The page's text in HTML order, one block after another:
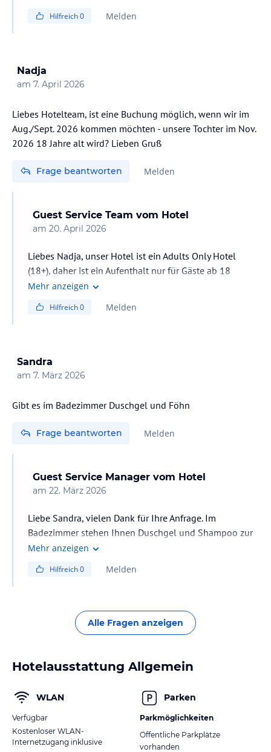
Hilfreich0 Melden
Nadja
am 7. April 2026
Liebes Hotelteam, ist eine Buchung möglich, wenn wir im
Aug./Sept. 2026 kommen möchten - unsere Tochter im Nov.
2026 18 Jahre alt wird? Lieben Gruß
Frage beantworten Melden
Guest Service Team vom Hotel
am 20. April 2026
Liebes Nadja, unser Hotel ist ein Adults Only Hotel
(18+), daher ist ein Aufenthalt nur für Gäste ab 18
Jahren möglich. Für weitere Informationen oder
booking@hotelastoriaplaya.com
Mehr anzeigen
Hilfreich0 Melden
Sandra
am 7. März 2026
Frage beantworten Melden
Guest Service Manager vom Hotel
am 22. März 2026
Liebe Sandra, vielen Dank für Ihre Anfrage. Im
Badezimmer stehen Ihnen Duschgel und Shampoo zur
Verfügung. Außerdem finden Sie dort auch Conditioner,
ist ebenfalls vorhanden.
Mehr anzeigen
Hilfreich0 Melden
Alle Fragen anzeigen
Hotelausstattung Allgemein
WLAN
Verfügbar
Kostenloser WLAN-
Internetzugang inklusive
Parken
Parkmöglichkeiten
Öffentliche Parkplätze
vorhanden